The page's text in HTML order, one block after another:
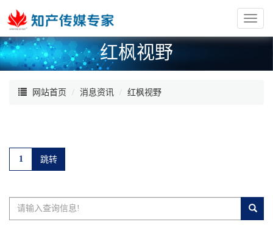
红
枫
红枫视野
网站首页 消息资讯 红枫视野